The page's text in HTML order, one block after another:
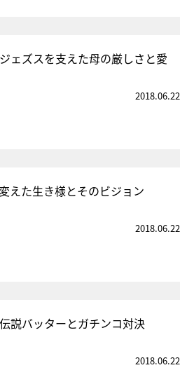
ェズスを支えた母の厳しさと愛
2018.06.22
えた生き様とそのビジョン
2018.06.22
説バッターとガチンコ対決
2018.06.22